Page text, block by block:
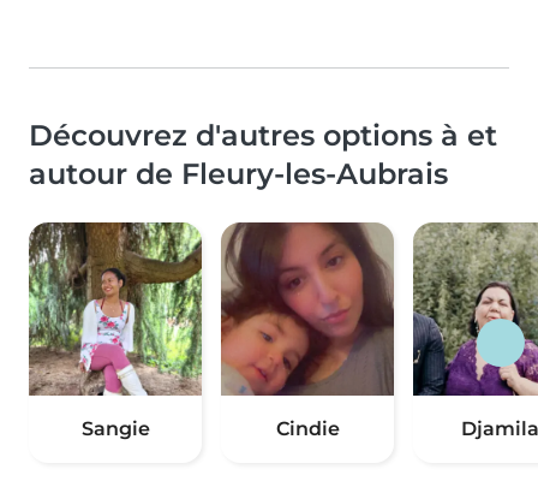
Découvrez d'autres options à et
autour de Fleury-les-Aubrais
Sangie Cindie Djamila